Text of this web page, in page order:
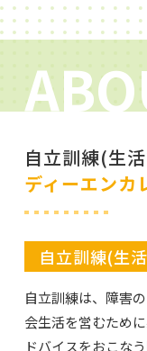
自立訓練(生
ディーエンカ
自立訓練(生
自立訓練は、障害
会生活を営むため
ドバイスをおこな